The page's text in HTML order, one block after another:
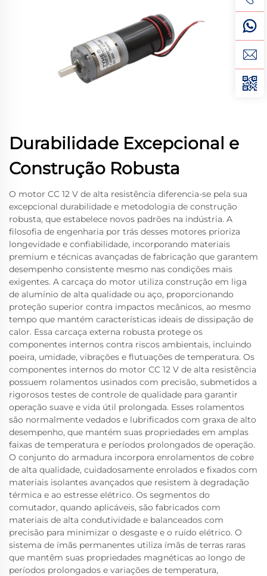
Durabilidade Excepcional e
Construção Robusta
O motor CC 12 V de alta resistência diferencia-se pela sua
excepcional durabilidade e metodologia de construção
robusta, que estabelece novos padrões na indústria. A
filosofia de engenharia por trás desses motores prioriza
longevidade e confiabilidade, incorporando materiais
premium e técnicas avançadas de fabricação que garantem
desempenho consistente mesmo nas condições mais
exigentes. A carcaça do motor utiliza construção em liga
de alumínio de alta qualidade ou aço, proporcionando
proteção superior contra impactos mecânicos, ao mesmo
tempo que mantém características ideais de dissipação de
calor. Essa carcaça externa robusta protege os
componentes internos contra riscos ambientais, incluindo
poeira, umidade, vibrações e flutuações de temperatura. Os
componentes internos do motor CC 12 V de alta resistência
possuem rolamentos usinados com precisão, submetidos a
rigorosos testes de controle de qualidade para garantir
operação suave e vida útil prolongada. Esses rolamentos
são normalmente vedados e lubrificados com graxa de alto
desempenho, que mantém suas propriedades em amplas
faixas de temperatura e períodos prolongados de operação.
O conjunto do armadura incorpora enrolamentos de cobre
de alta qualidade, cuidadosamente enrolados e fixados com
materiais isolantes avançados que resistem à degradação
térmica e ao estresse elétrico. Os segmentos do
comutador, quando aplicáveis, são fabricados com
materiais de alta condutividade e balanceados com
precisão para minimizar o desgaste e o ruído elétrico. O
sistema de ímãs permanentes utiliza ímãs de terras raras
que mantêm suas propriedades magnéticas ao longo de
períodos prolongados e variações de temperatura,